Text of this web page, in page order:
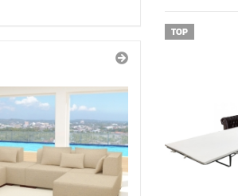
TOP